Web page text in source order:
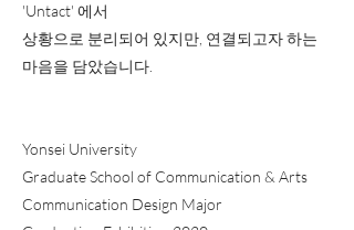
'Untact' 에서
상황으로 분리되어 있지만, 연결되고자 하는
마음을 담았습니다.
Yonsei University
Graduate School of Communication & Arts
Communication Design Major